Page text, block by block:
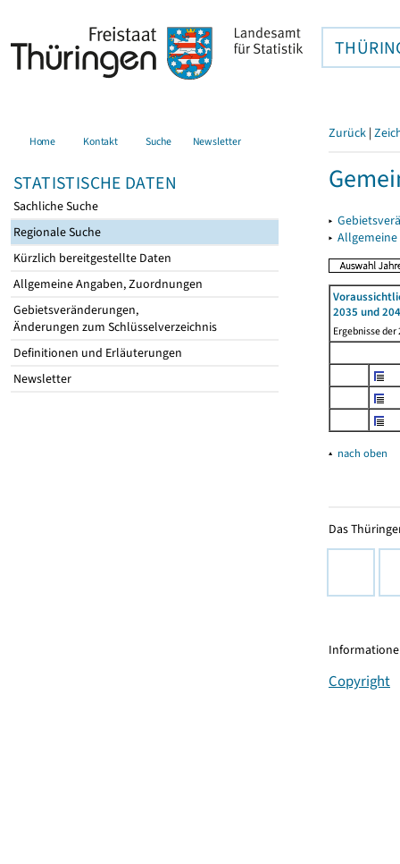
Home Kontakt Suche Newsletter
STATISTISCHE DATEN
Sachliche Suche
Regionale Suche
Kürzlich bereitgestellte Daten
Allgemeine Angaben, Zuordnungen
Gebietsveränderungen,
Änderungen zum Schlüsselverzeichnis
Definitionen und Erläuterungen
Newsletter
Zurück |
▸
▸
2035 und
Ergebnisse
▴ nach oben
Das
Copyright